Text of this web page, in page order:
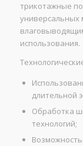
трикотажные
универсальных
использования.
длительной
Обработка
технологий;